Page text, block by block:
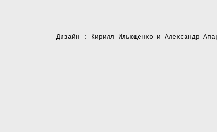
Дизайн : Кирилл Ильющенко и Александр